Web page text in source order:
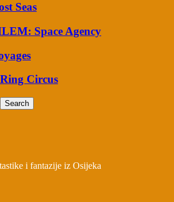
Seas
Space Agency
Circus
i fantazije iz Osijeka